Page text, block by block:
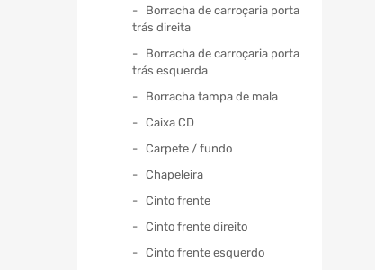
Borracha de carroçaria porta
trás direita
Borracha de carroçaria porta
trás esquerda
Borracha tampa de mala
Caixa CD
Carpete / fundo
Chapeleira
Cinto frente
Cinto frente direito
Cinto frente esquerdo